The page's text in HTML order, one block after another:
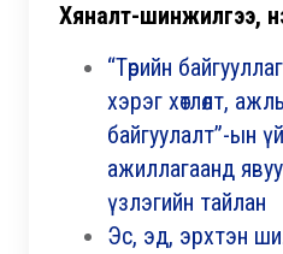
Хяналт-шинжилгээ,
“Төрийн
хэрэг хөтлөлт,
байгуулалт”-ын
ажиллагаанд
үзлэгийн тайлан
Эс, эд, эрхтэн